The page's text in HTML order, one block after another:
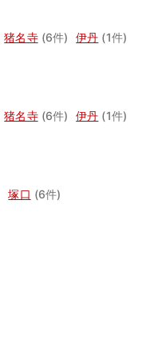
猪名寺 (6件) 伊丹 (1件)
猪名寺 (6件) 伊丹 (1件)
塚口 (6件)